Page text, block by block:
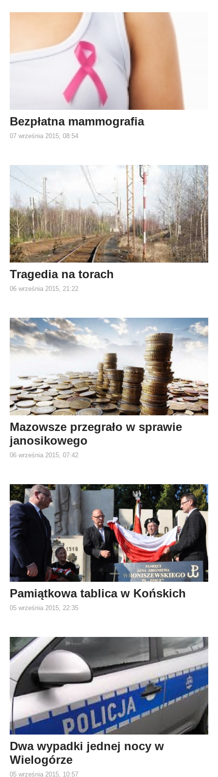
Bezpłatna mammografia
07 września 2015, 08:54
Tragedia na torach
06 września 2015, 21:22
Mazowsze przegrało w sprawie
janosikowego
06 września 2015, 07:42
Pamiątkowa tablica w Końskich
05 września 2015, 22:35
Dwa wypadki jednej nocy w
Wielogórze
05 września 2015, 10:57